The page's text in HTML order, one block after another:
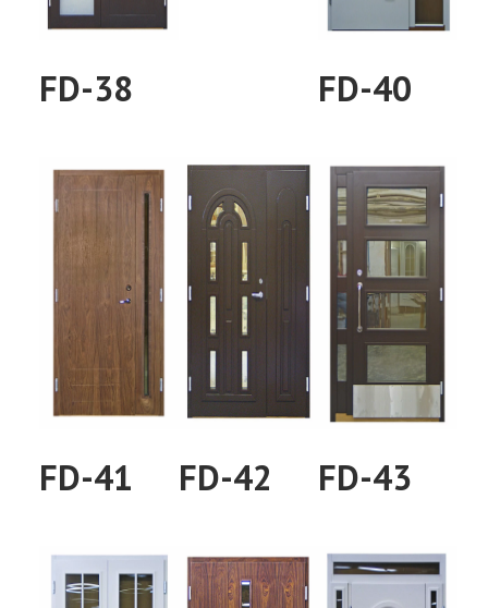
FD-38 FD-40
FD-41 FD-42 FD-43